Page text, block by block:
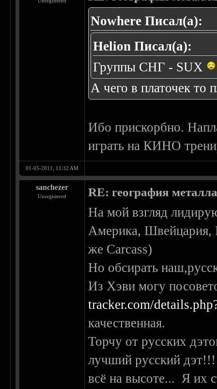
Nowhere Писал(а):
Helion Писал(а):
Группы СНГ - SUX
А чего в платочек то
Ибо прискорбно.
играть на КИНО
01-05-2011, 11:32 AM
sanchezer
Unregistered RE: география
На мой взгляд
Америка, Швейцария,
же Carcass)
Но обсирать
Из Хэви могу
tracker.com/
качественная.
Торчу от русских
лучший русский
всё на высоте... Я их